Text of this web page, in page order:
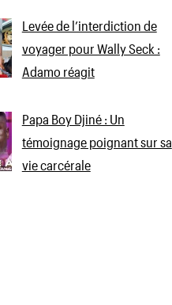
Levée de l’interdiction de
voyager pour Wally Seck :
Adamo réagit
Papa Boy Djiné : Un
témoignage poignant sur sa
vie carcérale